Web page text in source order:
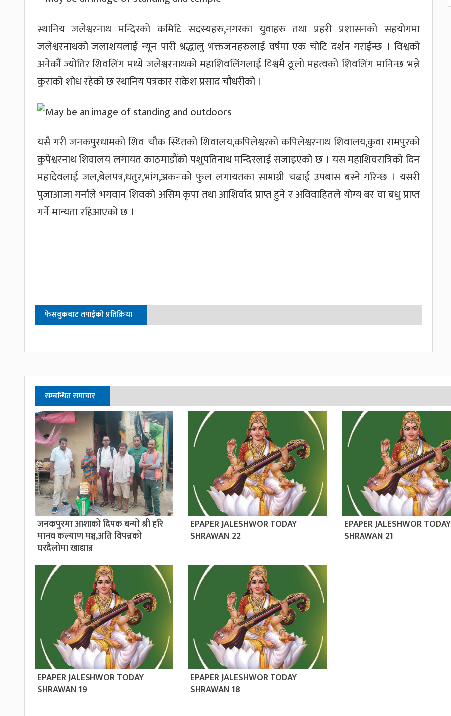
स्थानिय जलेश्वरनाथ मन्दिरको कमिटि सदस्यहरु,नगरका युवाहरु तथा प्रहरी प्रशासनको सहयोगमा
जलेश्वरनाथको जलाशयलाई न्यून पारी श्रद्धालु भक्तजनहरुलाई वर्षमा एक चोटि दर्शन गराईन्छ । विश्वको
अनेकौं ज्योतिर शिवलिंग मध्ये जलेश्वरनाथको महाशिवलिंगलाई विश्वमै ठूलो महत्वको शिवलिंग मानिन्छ भन्ने
कुराको शोध रहेको छ स्थानिय पत्रकार राकेश प्रसाद चौधरीको ।
यसै गरी जनकपुरधामको शिव चौक स्थितको शिवालय,कपिलेश्वरको कपिलेश्वरनाथ शिवालय,कुवा रामपुरको
कुपेश्वरनाथ शिवालय लगायत काठमाडौंको पशुपतिनाथ मन्दिरलाई सजाइएको छ । यस महाशिवरात्रिको दिन
महादेवलाई जल,बेलपत्र,धतुर,भांग,अकनको फुल लगायतका सामाग्री चढाई उपबास बस्ने गरिन्छ । यसरी
पुजाआजा गर्नाले भगवान शिवको असिम कृपा तथा आशिर्वाद प्राप्त हुने र अविवाहितले योग्य बर वा बधु प्राप्त
गर्ने मान्यता रहिआएको छ ।
फेसबुकबाट तपाईको प्रतिक्रिया
सम्बन्धित समाचार
जनकपुरमा आशाको दिपक बन्यो श्री हरि
मानव कल्याण मञ्च,अति विपन्नको
घरदैलोमा खाद्यान्न
EPAPER JALESHWOR TODAY
SHRAWAN 22
EPAPER JALESHWOR TODAY
SHRAWAN 21
EPAPER JALESHWOR TODAY
SHRAWAN 19
EPAPER JALESHWOR TODAY
SHRAWAN 18